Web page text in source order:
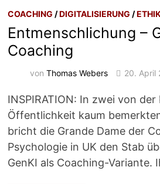
COACHING /DIGITALISIERUNG /ETHIK
Entmenschlichung –
Coaching
vonThomas Webers 20. April
INSPIRATION: In zwei von der
Öffentlichkeit kaum
bricht die Grande Dame der
Psychologie in UK den Stab
GenKI als Coaching-Variante.